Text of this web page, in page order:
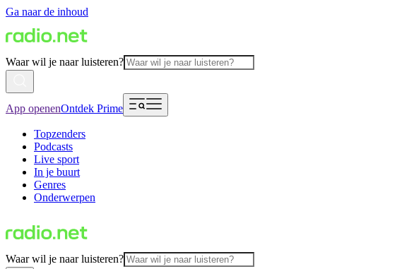
Ga naar de inhoud
Waar wil je naar luisteren?
App openenOntdek Prime
Topzenders
Podcasts
Live sport
In je buurt
Genres
Onderwerpen
Waar wil je naar luisteren?